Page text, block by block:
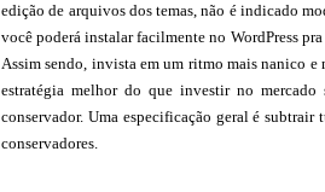
edição de arquivos dos temas, não é indicado
você poderá instalar facilmente no WordPress
Assim sendo, invista em um ritmo mais nanico e
estratégia melhor do que investir no mercado
conservador. Uma especificação geral é
conservadores.